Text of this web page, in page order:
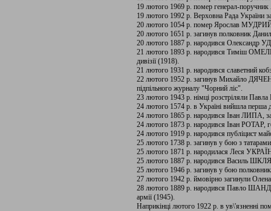
19 лютого 1969 р. помер генерал-
19 лютого 1992 р. Верховна Рада України
20 лютого 1054 р. помер Ярослав
20 лютого 1651 р. загинув полковник
20 лютого 1887 р. народився Олександр
21 лютого 1893 р. народився Тиміш
дивізії (1918).
21 лютого 1931 р. народився славетний
22 лютого 1952 р. загинув Михайло
підпільного журналу "Чорний ліс".
23 лютого 1943 р. німці розстріляли
24 лютого 1574 р. в Україні вийшла перша
24 лютого 1865 р. народився Іван ЛИПА,
24 лютого 1873 р. народився Іван РОТАР,
24 лютого 1919 р. народився
25 лютого 1738 р. загинув у бою з
25 лютого 1871 р. народилася Леся
25 лютого 1887 р. народився Василь
25 лютого 1946 р. загинув у бою
27 лютого 1942 р. ймовірно загинули
28 лютого 1889 р. народився Павло
армії (1945).
Наприкінці лютого 1922 р. в